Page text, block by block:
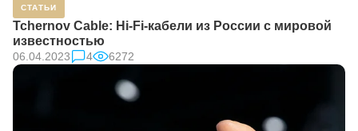
СТАТЬИ
Tchernov Cable: Hi-Fi-кабели из России с мировой
известностью
06.04.2023 4 6272